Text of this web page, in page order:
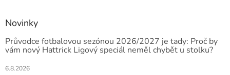
Novinky
Průvodce fotbalovou sezónou 2026/2027 je tady: Proč by
vám nový Hattrick Ligový speciál neměl chybět u stolku?
6.8.2026